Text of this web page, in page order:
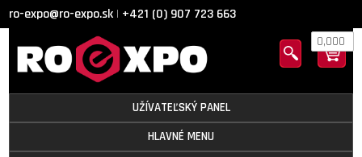
ro-expo@ro-expo.sk | +421 (0) 907 723 663
0,000
UŽÍVATEĽSKÝ PANEL
HLAVNÉ MENU